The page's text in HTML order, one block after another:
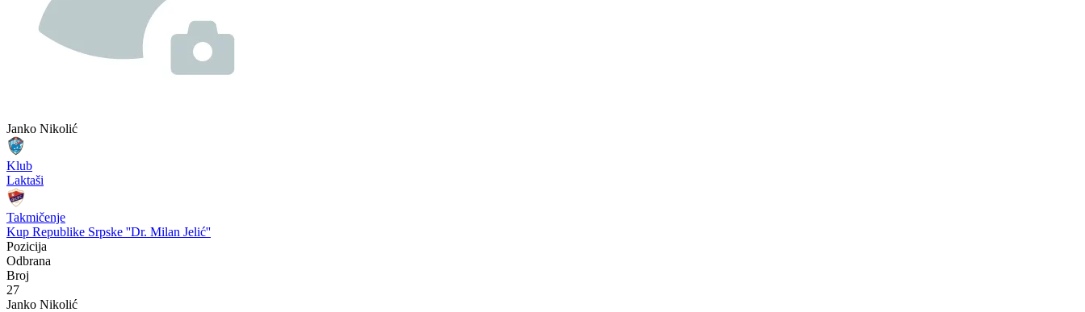
Janko Nikolić
Klub
Laktaši
Takmičenje
Kup Republike Srpske ''Dr. Milan Jelić''
Pozicija
Odbrana
Broj
27
Janko Nikolić